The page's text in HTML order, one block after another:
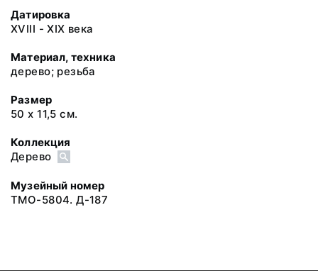
Датировка
XVIII - XIX века
Материал, техника
дерево; резьба
Размер
50 х 11,5 см.
Коллекция
Дерево
Музейный номер
ТМО-5804. Д-187